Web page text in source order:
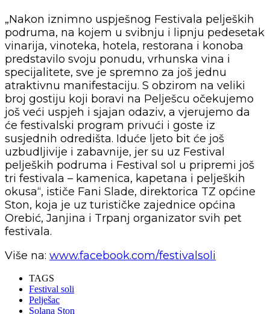
„Nakon iznimno uspješnog Festivala peljeških
podruma, na kojem u svibnju i lipnju pedesetak
vinarija, vinoteka, hotela, restorana i konoba
predstavilo svoju ponudu, vrhunska vina i
specijalitete, sve je spremno za još jednu
atraktivnu manifestaciju. S obzirom na veliki
broj gostiju koji boravi na Pelješcu očekujemo
još veći uspjeh i sjajan odaziv, a vjerujemo da
će festivalski program privući i goste iz
susjednih odredišta. Iduće ljeto bit će još
uzbudljivije i zabavnije, jer su uz Festival
peljeških podruma i Festival sol u pripremi još
tri festivala – kamenica, kapetana i peljeških
okusa“, ističe Fani Slade, direktorica TZ općine
Ston, koja je uz turističke zajednice općina
Orebić, Janjina i Trpanj organizator svih pet
festivala.
Više na: www.facebook.com/festivalsoli
TAGS
Festival soli
Pelješac
Solana Ston